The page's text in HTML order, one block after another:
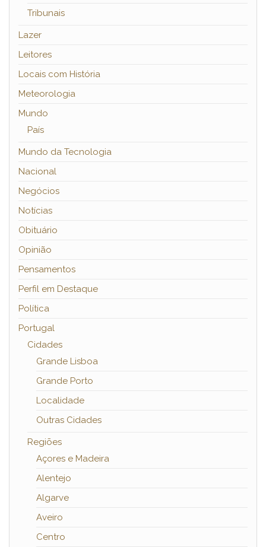
Tribunais
Lazer
Leitores
Locais com História
Meteorologia
Mundo
País
Mundo da Tecnologia
Nacional
Negócios
Notícias
Obituário
Opinião
Pensamentos
Perfil em Destaque
Política
Portugal
Cidades
Grande Lisboa
Grande Porto
Localidade
Outras Cidades
Regiões
Açores e Madeira
Alentejo
Algarve
Aveiro
Centro